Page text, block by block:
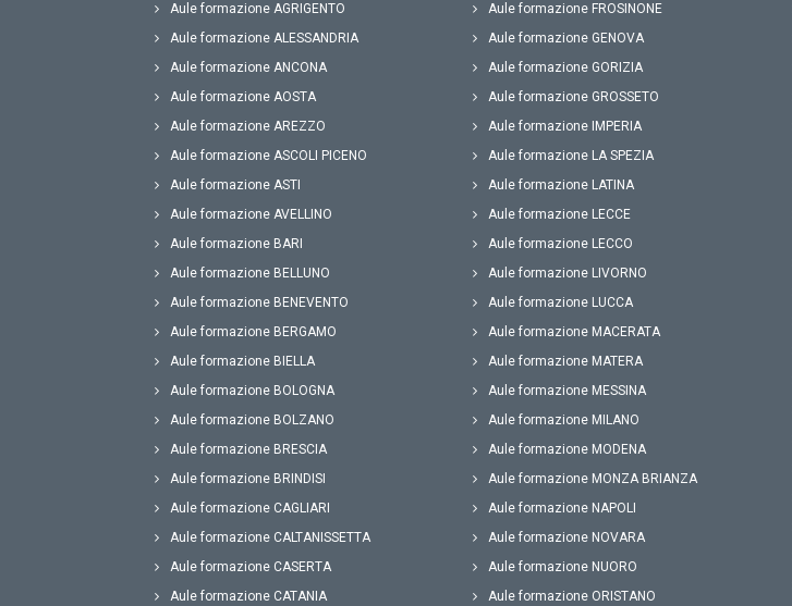
Aule formazione AGRIGENTO
Aule formazione ALESSANDRIA
Aule formazione ANCONA
Aule formazione AOSTA
Aule formazione AREZZO
Aule formazione ASCOLI PICENO
Aule formazione ASTI
Aule formazione AVELLINO
Aule formazione BARI
Aule formazione BELLUNO
Aule formazione BENEVENTO
Aule formazione BERGAMO
Aule formazione BIELLA
Aule formazione BOLOGNA
Aule formazione BOLZANO
Aule formazione BRESCIA
Aule formazione BRINDISI
Aule formazione CAGLIARI
Aule formazione CALTANISSETTA
Aule formazione CASERTA
Aule formazione CATANIA
Aule formazione FROSINONE
Aule formazione GENOVA
Aule formazione GORIZIA
Aule formazione GROSSETO
Aule formazione IMPERIA
Aule formazione LA SPEZIA
Aule formazione LATINA
Aule formazione LECCE
Aule formazione LECCO
Aule formazione LIVORNO
Aule formazione LUCCA
Aule formazione MACERATA
Aule formazione MATERA
Aule formazione MESSINA
Aule formazione MILANO
Aule formazione MODENA
Aule formazione MONZA BRIANZA
Aule formazione NAPOLI
Aule formazione NOVARA
Aule formazione NUORO
Aule formazione ORISTANO